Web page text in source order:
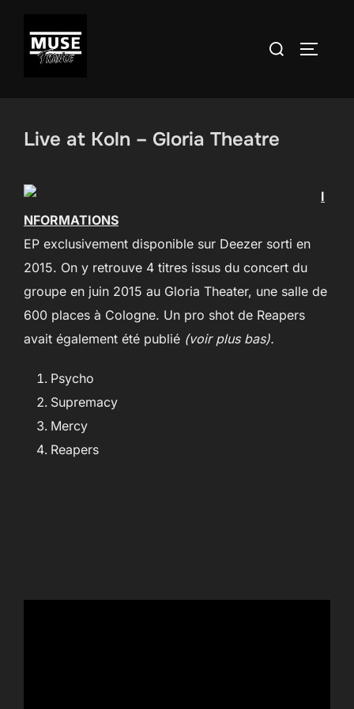
contenu
Rechercher :
Live at Koln – Gloria Theatre
I
NFORMATIONS
EP exclusivement disponible sur Deezer sorti en
2015. On y retrouve 4 titres issus du concert du
groupe en juin 2015 au Gloria Theater, une salle de
600 places à Cologne. Un pro shot de Reapers
avait également été publié (voir plus bas).
Psycho
Supremacy
Mercy
Reapers